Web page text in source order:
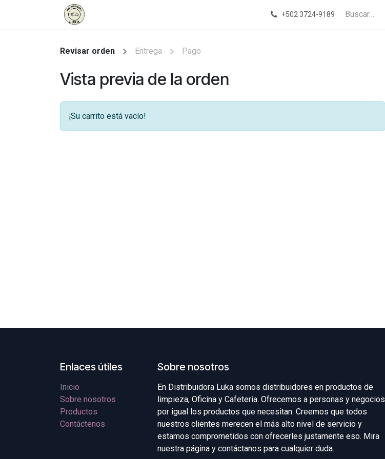
+502 3724-9189
Revisar orden Entrega Pago
Vista previa de la orden
¡Su carrito está vacío!
Enlaces útiles
Inicio
Sobre nosotros
Productos
Contáctenos
Sobre nosotros
En Distribuidora Luka somos distribuidores en productos de
limpieza, Oficina y Cafeteria. Ofrecemos a personas y negocios
por igual los productos que necesitan. Creemos que todos
nuestros clientes merecen el más alto nivel de servicio y
estamos comprometidos con ofrecerles justamente eso. Mira
nuestra página y contáctanos para cualquier duda.